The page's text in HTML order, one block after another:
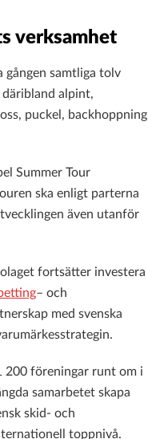
verksamhet
samtliga tolv
alpint,
puckel, backhoppning
Summer Tour
ska enligt parterna
även utanför
fortsätter investera
– och
med svenska
200 föreningar runt om i
samarbetet skapa
skid- och
toppnivå.